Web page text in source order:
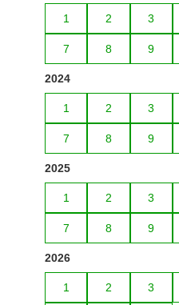
1 2 3
7 8 9
2024
1 2 3
7 8 9
2025
1 2 3
7 8 9
2026
1 2 3